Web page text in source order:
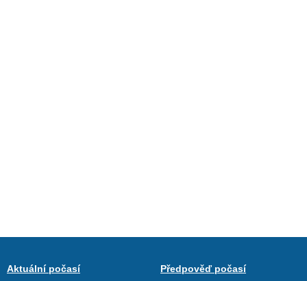
Aktuální počasí
Předpověď počasí